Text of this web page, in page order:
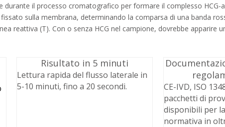
il processo cromatografico per formare il complesso
sulla membrana, determinando la comparsa di una banda
reattiva (T). Con o senza HCG nel campione, dovrebbe apparire
Risultato in 5 minuti
Lettura rapida del flusso laterale in
5-10 minuti, fino a 20 secondi.
CE-IVD, ISO
pacchetti di
disponibili per
normativa in